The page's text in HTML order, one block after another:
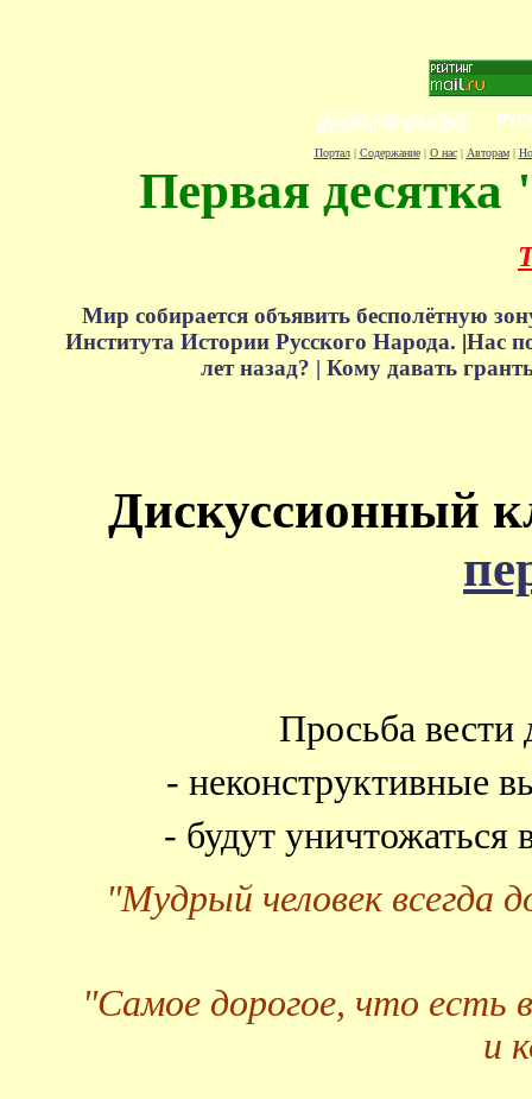
Портал| Содержание| О нас| Авторам|
Первая десятка
Мир собирается объявить бесполётную
Института Истории Русского Народа. |Нас
лет назад? | Кому давать
Дискуссионный
Просьба вести
- неконструктивные
- будут
"Мудрый человек всегда
"Самое дорогое, что есть
и